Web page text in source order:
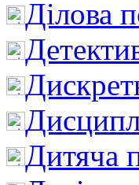
Ділова
Дитяча